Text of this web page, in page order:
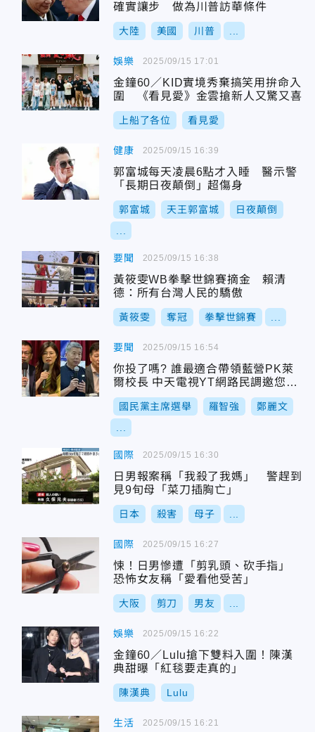
確實讓步 做為川普訪華條件
大陸 美國 川普
娛樂
金鐘60／KID實境秀棄搞笑用拚命入
圍 《看見愛》金雲搶新人又驚又喜
上船了各位 看見愛
2025/09/15 17:01
健康
郭富城每天凌晨6點才入睡 醫示警
「長期日夜顛倒」超傷身
郭富城 天王郭富城 日夜顛倒
2025/09/15 16:39
要聞
黃筱雯WB拳擊世錦賽摘金 賴清
德：所有台灣人民的驕傲
黃筱雯 奪冠 拳擊世錦賽
2025/09/15 16:38
要聞
你投了嗎? 誰最適合帶領藍營PK萊
爾校長 中天電視YT網路民調邀您來
投票
國民黨主席選舉 羅智強 鄭麗文
2025/09/15 16:54
國際
日男報案稱「我殺了我媽」 警趕到
見9旬母「菜刀插胸亡」
日本 殺害 母子
2025/09/15 16:30
國際
悚！日男慘遭「剪乳頭、砍手指」
恐怖女友稱「愛看他受苦」
大阪 剪刀 男友
2025/09/15 16:27
娛樂
金鐘60／Lulu搶下雙料入圍！陳漢
典甜曝「紅毯要走真的」
陳漢典 Lulu
2025/09/15 16:22
生活 2025/09/15 16:21